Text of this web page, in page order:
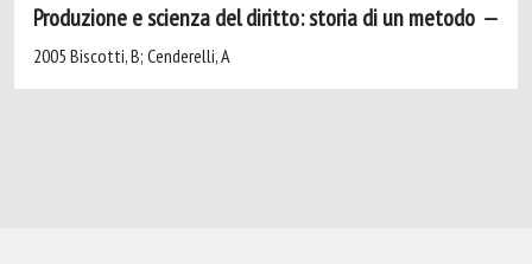
Produzione e scienza del diritto: storia di un metodo
2005 Biscotti, B; Cenderelli, A